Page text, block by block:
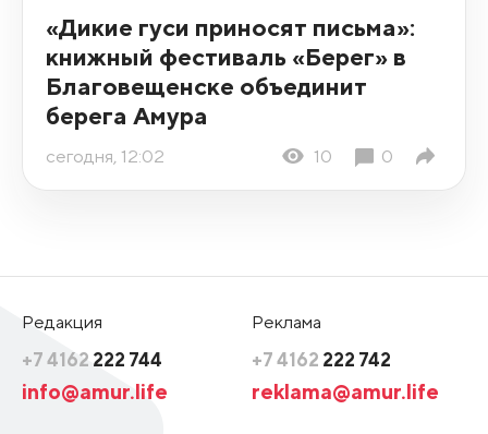
«Дикие гуси приносят письма»:
книжный фестиваль «Берег» в
Благовещенске объединит
берега Амура
сегодня, 12:02 10 0
Редакция
+7 4162 222 744
info@amur.life
Реклама
+7 4162 222 742
reklama@amur.life